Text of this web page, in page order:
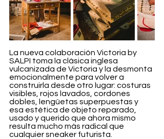
La nueva colaboración Victoria by
SALPI toma la clásica inglesa
vulcanizada de Victoria y la desmonta
emocionalmente para volver a
construirla desde otro lugar: costuras
visibles, rojos lavados, cordones
dobles, lengüetas superpuestas y
esa estética de objeto reparado,
usado y querido que ahora mismo
resulta mucho más radical que
cualquier sneaker futurista.